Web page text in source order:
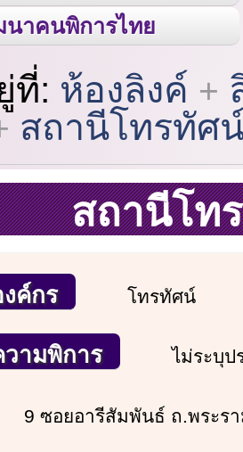
าคนพิการไทย
ที่: ห้องลิงค์
สถานีโทรทัศ
สถานีโท
ค์กร โทรทัศน์
วามพิการ ไม่ระบุป
9 ซอยอารีสัมพันธ์ ถ.พระร